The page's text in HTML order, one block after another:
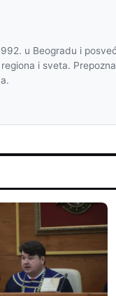
u Beogradu i
i sveta.